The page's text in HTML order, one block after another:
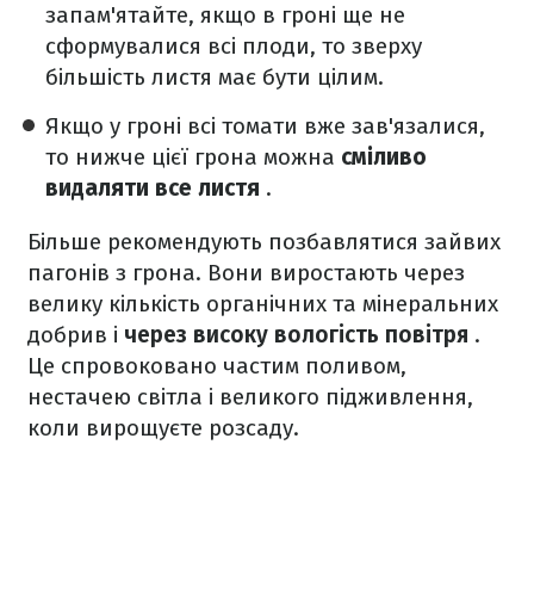
запам'ятайте, якщо в гроні ще не
сформувалися всі плоди, то зверху
більшість листя має бути цілим.
Якщо у гроні всі томати вже зав'язалися,
то нижче цієї грона можна сміливо
видаляти все листя .
Більше рекомендують позбавлятися зайвих
пагонів з грона. Вони виростають через
велику кількість органічних та мінеральних
добрив і через високу вологість повітря .
Це спровоковано частим поливом,
нестачею світла і великого підживлення,
коли вирощуєте розсаду.